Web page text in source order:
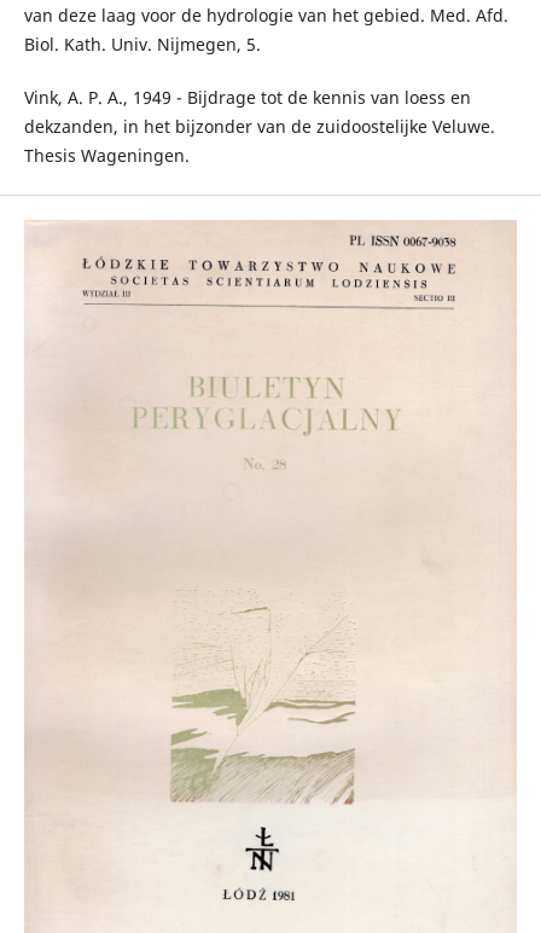
van deze laag voor de hydrologie van het gebied. Med. Afd.
Biol. Kath. Univ. Nijmegen, 5.
Vink, A. P. A., 1949 - Bijdrage tot de kennis van loess en
dekzanden, in het bijzonder van de zuidoostelijke Veluwe.
Thesis Wageningen.